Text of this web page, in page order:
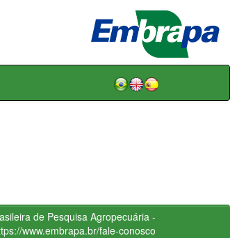
de Pesquisa Agropecuária -
www.embrapa.br/fale-conosco